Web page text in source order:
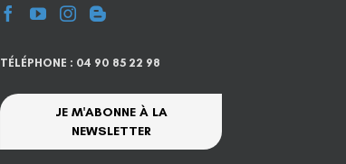
TÉLÉPHONE : 04 90 85 22 98
JE M'ABONNE À LA
NEWSLETTER